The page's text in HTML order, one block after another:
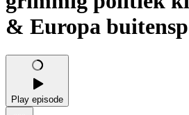
& Europa
Play episode